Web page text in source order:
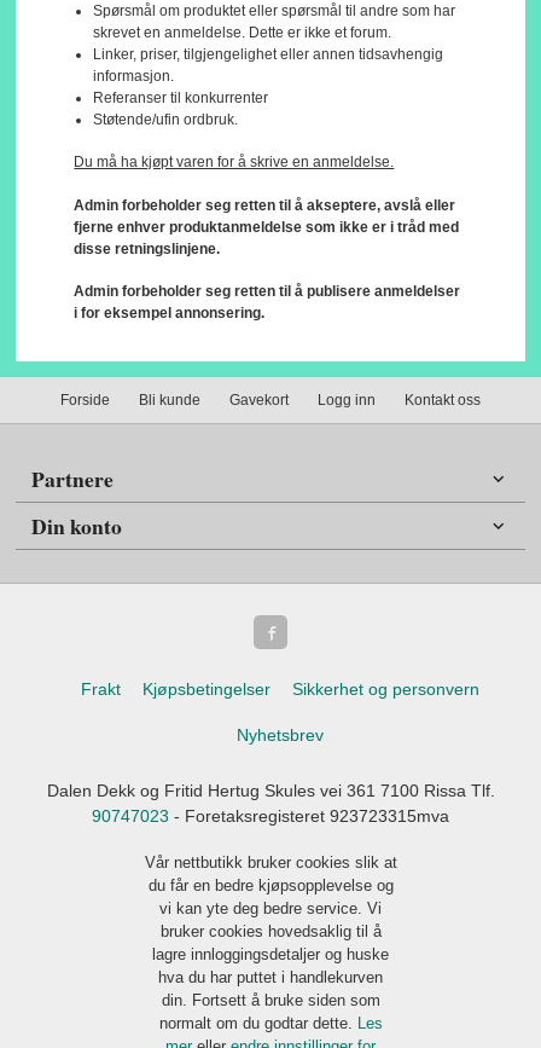
Spørsmål om produktet eller spørsmål til andre som har
skrevet en anmeldelse. Dette er ikke et forum.
Linker, priser, tilgjengelighet eller annen tidsavhengig
informasjon.
Referanser til konkurrenter
Støtende/ufin ordbruk.
Du må ha kjøpt varen for å skrive en anmeldelse.
Admin forbeholder seg retten til å akseptere, avslå eller
fjerne enhver produktanmeldelse som ikke er i tråd med
disse retningslinjene.
Admin forbeholder seg retten til å publisere anmeldelser
i for eksempel annonsering.
Forside Bli kunde Gavekort Logg inn Kontakt oss
Partnere
Din konto
Frakt Kjøpsbetingelser Sikkerhet og personvern
Nyhetsbrev
Dalen Dekk og Fritid Hertug Skules vei 361 7100 Rissa Tlf.
90747023 - Foretaksregisteret 923723315mva
Vår nettbutikk bruker cookies slik at
du får en bedre kjøpsopplevelse og
vi kan yte deg bedre service. Vi
bruker cookies hovedsaklig til å
lagre innloggingsdetaljer og huske
hva du har puttet i handlekurven
din. Fortsett å bruke siden som
normalt om du godtar dette.
Les